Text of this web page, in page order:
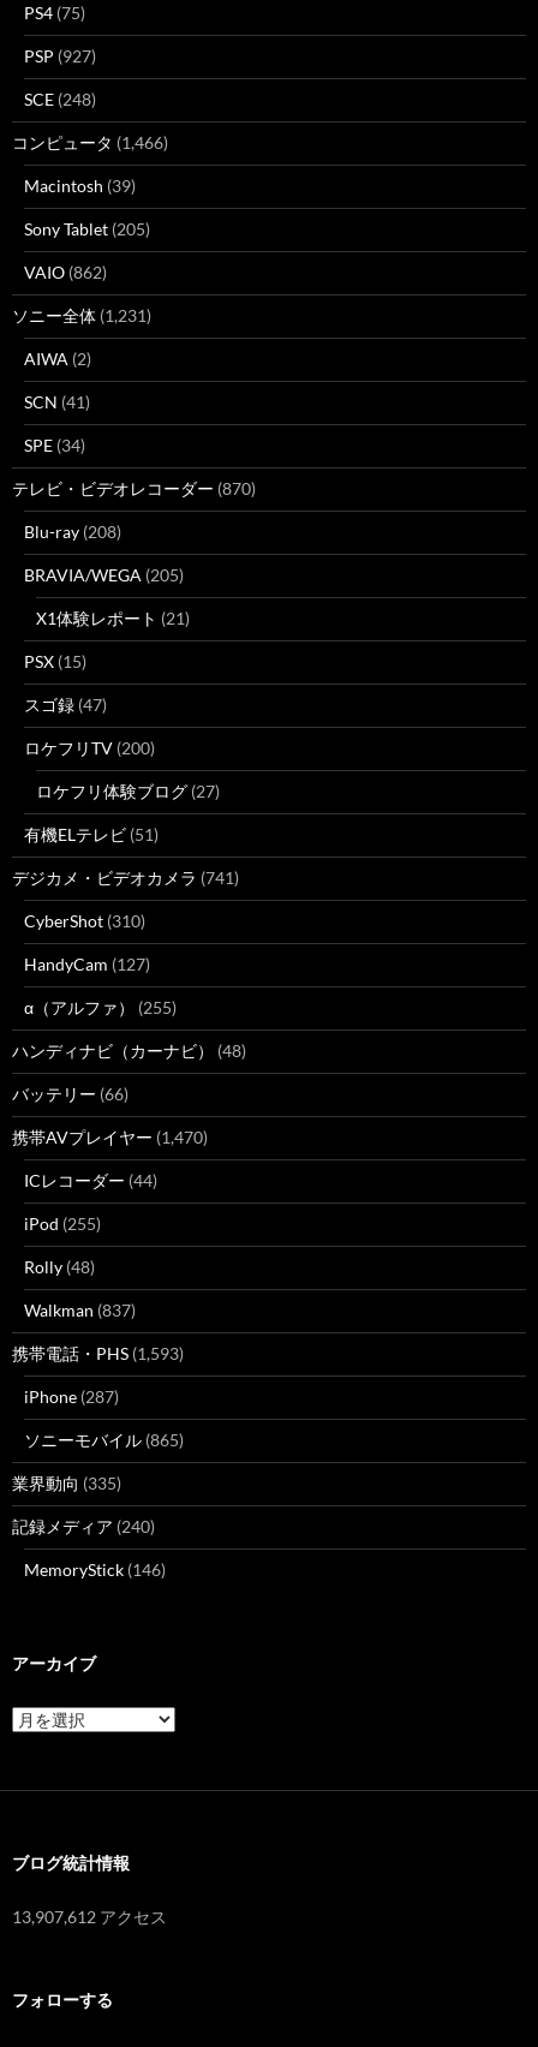
PS4 (75)
PSP (927)
SCE (248)
コンピュータ (1,466)
Macintosh (39)
Sony Tablet (205)
VAIO (862)
ソニー全体 (1,231)
AIWA (2)
SCN (41)
SPE (34)
テレビ・ビデオレコーダー (870)
Blu-ray (208)
BRAVIA/WEGA (205)
X1体験レポート (21)
PSX (15)
スゴ録 (47)
ロケフリTV (200)
ロケフリ体験ブログ (27)
有機ELテレビ (51)
デジカメ・ビデオカメラ (741)
CyberShot (310)
HandyCam (127)
α（アルファ） (255)
ハンディナビ（カーナビ） (48)
バッテリー (66)
携帯AVプレイヤー (1,470)
ICレコーダー (44)
iPod (255)
Rolly (48)
Walkman (837)
携帯電話・PHS (1,593)
iPhone (287)
ソニーモバイル (865)
業界動向 (335)
記録メディア (240)
MemoryStick (146)
アーカイブ
ア
ー
ブログ統計情報
13,907,612 アクセス
フォローする